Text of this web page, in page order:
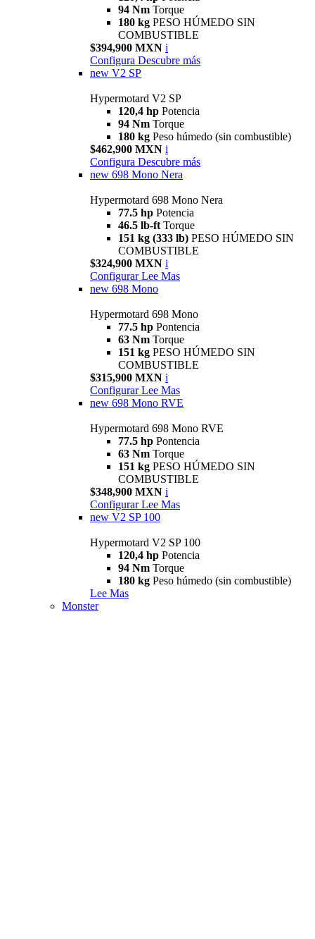
94 Nm Torque
180 kg PESO HÚMEDO SIN
COMBUSTIBLE
$394,900 MXN i
Configura Descubre más
new V2 SP
Hypermotard V2 SP
120,4 hp Potencia
94 Nm Torque
180 kg Peso húmedo (sin combustible)
$462,900 MXN i
Configura Descubre más
new 698 Mono Nera
Hypermotard 698 Mono Nera
77.5 hp Potencia
46.5 lb-ft Torque
151 kg (333 lb) PESO HÚMEDO SIN
COMBUSTIBLE
$324,900 MXN i
Configurar Lee Mas
new 698 Mono
Hypermotard 698 Mono
77.5 hp Pontencia
63 Nm Torque
151 kg PESO HÚMEDO SIN
COMBUSTIBLE
$315,900 MXN i
Configurar Lee Mas
new 698 Mono RVE
Hypermotard 698 Mono RVE
77.5 hp Pontencia
63 Nm Torque
151 kg PESO HÚMEDO SIN
COMBUSTIBLE
$348,900 MXN i
Configurar Lee Mas
new V2 SP 100
Hypermotard V2 SP 100
120,4 hp Potencia
94 Nm Torque
180 kg Peso húmedo (sin combustible)
Lee Mas
Monster